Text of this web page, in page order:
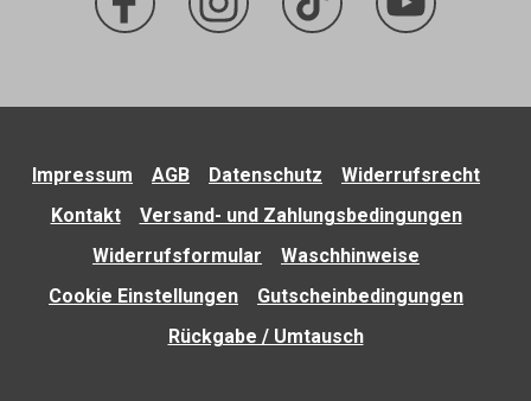
Impressum AGB Datenschutz
Widerrufsrecht
Kontakt
Versand- und Zahlungsbedingungen
Widerrufsformular
Waschhinweise
Cookie Einstellungen
Gutscheinbedingungen
Rückgabe / Umtausch